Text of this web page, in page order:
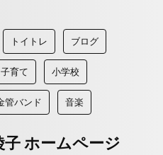
トイトレ ブログ
子育て 小学校
管バンド 音楽
ホームページ